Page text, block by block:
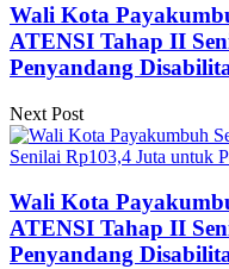
Wali Kota
ATENSI Tahap II
Penyandang
Next Post
Wali Kota
ATENSI Tahap II
Penyandang